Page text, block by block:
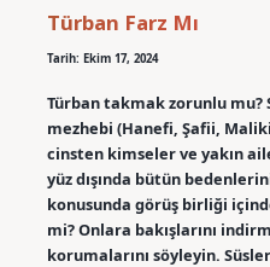
Türban Farz Mı
Tarih: Ekim 17, 2024
Türban takmak zorunlu mu?
mezhebi (Hanefi, Şafii,
cinsten kimseler ve yakın
yüz dışında bütün
konusunda görüş birliği
mi? Onlara bakışlarını
korumalarını söyleyin.